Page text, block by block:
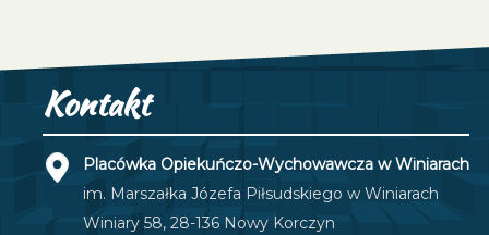
Kontakt
Placówka Opiekuńczo-Wychowawcza w Winiarach
im. Marszałka Józefa Piłsudskiego w Winiarach
Winiary 58, 28-136 Nowy Korczyn